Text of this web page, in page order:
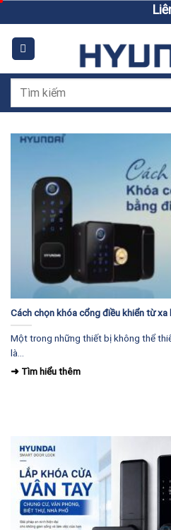
to
content
Tìm
Cách chọn khóa cổng điều khiển từ
Một trong những thiết bị không thể
là...